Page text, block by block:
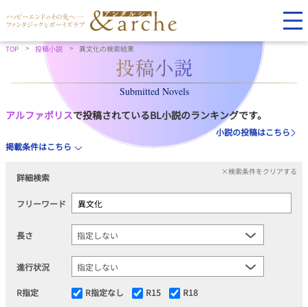
TOP 投稿小説 異文化の検索結果
Submitted Novels
アルファポリスで投稿されているBL小説のランキングです。
小説の投稿はこちら
掲載条件はこちら
詳細検索
×検索条件をクリアする
フリーワード
長さ
進行状況
R指定 R指定なし R15 R18